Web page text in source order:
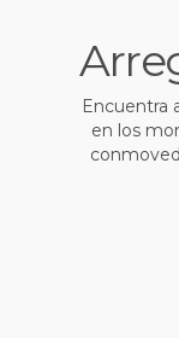
Encuentra
en los